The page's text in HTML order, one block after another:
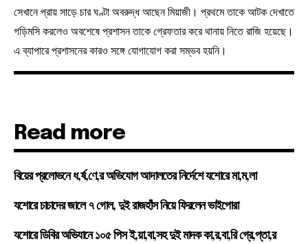
সেখানে প্রায় সাড়ে চার ঘণ্টা অবরুদ্ধ আছেন মিয়াজী। প্রথমে তাকে আটক দেখাতে
গড়িমসি করলেও অবশেষে প্রশাসন তাকে গ্রেফতার করে থানায় নিতে রাজি হয়েছে।
এ ব্যাপারে প্রশাসনের কারও সঙ্গে যোগাযোগ করা সম্ভব হয়নি।
Read more
বিয়ের প্রলোভনে ধ,র্ষ,ণে,র অভিযোগ আদালতের নির্দেশে যশোরে মা,ম,লা
যশোরে চাচাদের জালে ৭ গোল, দুই রাজহাঁস নিয়ে ফিরলেন ভাইপোরা
যশোরে ডিবির অভিযানে ১০৫ পিস ই,য়া,বা,সহ দুই মাদক কা,র,বা,রি গ্রে,প্তা,র